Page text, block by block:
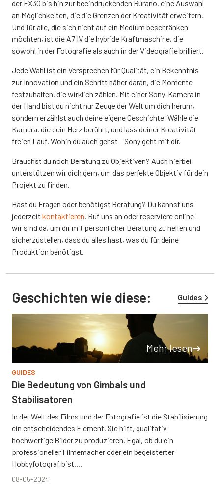
der FX30 bis hin zur beeindruckenden Burano, eine Auswahl
an Möglichkeiten, die die Grenzen der Kreativität erweitern.
Und für alle, die sich nicht auf ein Medium beschränken
möchten, ist die A7 IV die hybride Kraftmaschine, die
sowohl in der Fotografie als auch in der Videografie brilliert.
Jede Wahl ist ein Versprechen für Qualität, ein Bekenntnis
zur Innovation und ein Schritt näher daran, die Momente
festzuhalten, die wirklich zählen. Mit einer Sony-Kamera in
der Hand bist du nicht nur Zeuge der Welt um dich herum,
sondern erzählst auch deine eigene Geschichte. Wähle die
Kamera, die dein Herz berührt, und lass deiner Kreativität
freien Lauf. Wohin du auch gehst – Sony geht mit dir.
Brauchst du noch Beratung zu Objektiven? Auch hierbei
unterstützen wir dich gern, um das perfekte Objektiv für dein
Projekt zu finden.
Hast du Fragen oder benötigst Beratung? Du kannst uns
jederzeit kontaktieren . Ruf uns an oder reserviere online –
wir sind da, um dir mit persönlicher Beratung zu helfen und
sicherzustellen, dass du alles hast, was du für deine
Produktion benötigst.
Geschichten wie diese: Guides
Mehr lesen
GUIDES
Die Bedeutung von Gimbals und
Stabilisatoren
In der Welt des Films und der Fotografie ist die Stabilisierung
ein entscheidendes Element. Sie hilft, qualitativ
hochwertige Bilder zu produzieren. Egal, ob du ein
professioneller Filmemacher oder ein begeisterter
Hobbyfotograf bist....
08-05-2024